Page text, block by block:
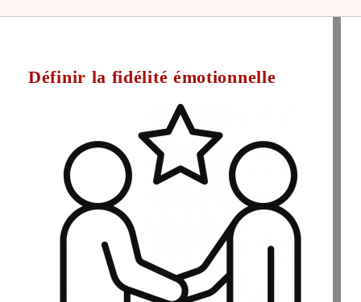
Définir la fidélité émotionnelle